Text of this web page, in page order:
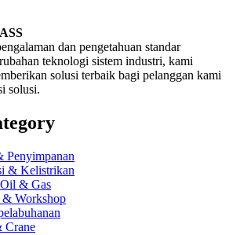
dan pengetahuan standar
teknologi sistem industri, kami
solusi terbaik bagi pelanggan kami
solusi.
Penyimpanan
& Kelistrikan
& Gas
Workshop
Crane